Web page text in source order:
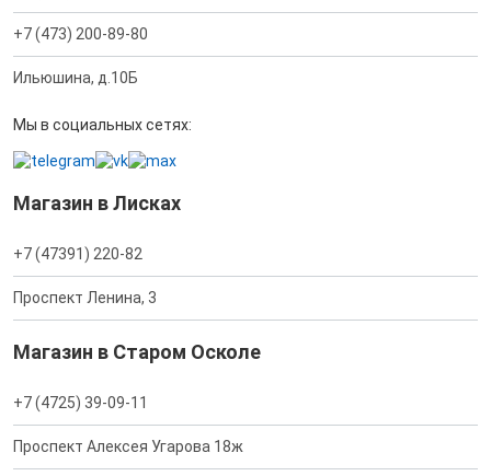
+7 (473) 200-89-80
Ильюшина, д.10Б
Мы в социальных сетях:
Магазин в Лисках
+7 (47391) 220-82
Проспект Ленина, 3
Магазин в Старом Осколе
+7 (4725) 39-09-11
Проспект Алексея Угарова 18ж